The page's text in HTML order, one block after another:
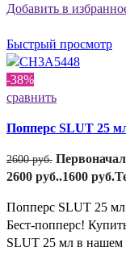
Добавить в
Быстрый просмотр
-38%
сравнить
Попперс SLUT 25
2600руб.
2600 руб..1600 руб.
Попперс SLUT 25 мл
Бест-попперс!
SLUT 25 мл в нашем